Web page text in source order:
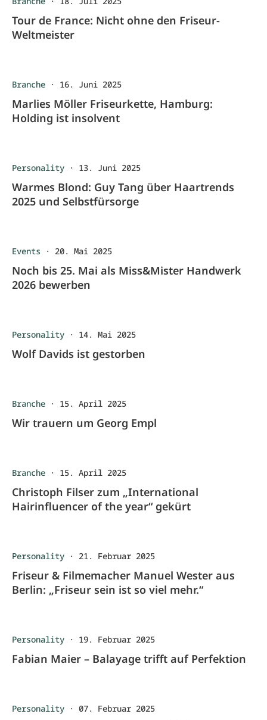
Tour de France: Nicht ohne den Friseur-
Weltmeister
Branche · 16. Juni 2025
Marlies Möller Friseurkette, Hamburg:
Holding ist insolvent
Personality · 13. Juni 2025
Warmes Blond: Guy Tang über Haartrends
2025 und Selbstfürsorge
Events · 20. Mai 2025
Noch bis 25. Mai als Miss&Mister Handwerk
2026 bewerben
Personality · 14. Mai 2025
Wolf Davids ist gestorben
Branche · 15. April 2025
Wir trauern um Georg Empl
Branche · 15. April 2025
Christoph Filser zum „International
Hairinfluencer of the year“ gekürt
Personality · 21. Februar 2025
Friseur & Filmemacher Manuel Wester aus
Berlin: „Friseur sein ist so viel mehr.“
Personality · 19. Februar 2025
Fabian Maier – Balayage trifft auf Perfektion
Personality · 07. Februar 2025